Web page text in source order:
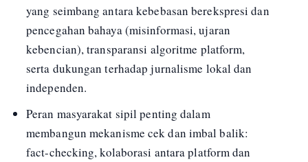
yang seimbang antara kebebasan berekspresi dan
pencegahan bahaya (misinformasi, ujaran
kebencian), transparansi algoritme platform,
serta dukungan terhadap jurnalisme lokal dan
independen.
Peran masyarakat sipil penting dalam
membangun mekanisme cek dan imbal balik:
fact-checking, kolaborasi antara platform dan